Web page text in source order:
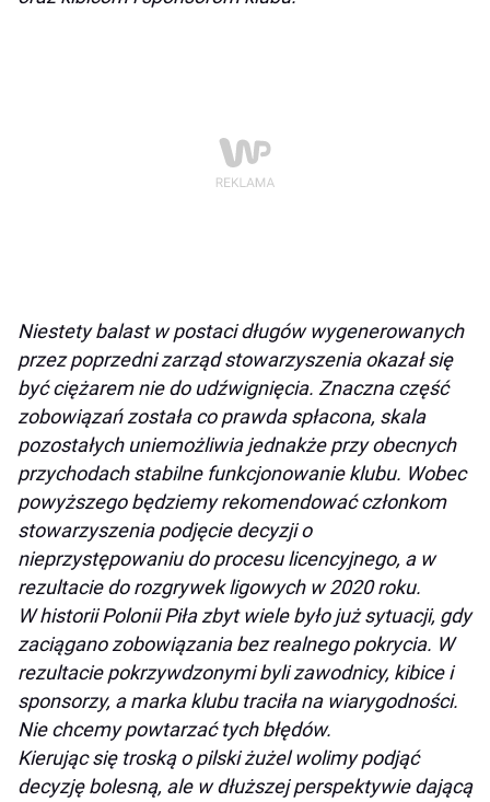
Niestety balast w postaci długów wygenerowanych
przez poprzedni zarząd stowarzyszenia okazał się
być ciężarem nie do udźwignięcia. Znaczna część
zobowiązań została co prawda spłacona, skala
pozostałych uniemożliwia jednakże przy obecnych
przychodach stabilne funkcjonowanie klubu. Wobec
powyższego będziemy rekomendować członkom
stowarzyszenia podjęcie decyzji o
nieprzystępowaniu do procesu licencyjnego, a w
rezultacie do rozgrywek ligowych w 2020 roku.
W historii Polonii Piła zbyt wiele było już sytuacji, gdy
zaciągano zobowiązania bez realnego pokrycia. W
rezultacie pokrzywdzonymi byli zawodnicy, kibice i
sponsorzy, a marka klubu traciła na wiarygodności.
Nie chcemy powtarzać tych błędów.
Kierując się troską o pilski żużel wolimy podjąć
decyzję bolesną, ale w dłuższej perspektywie dającą